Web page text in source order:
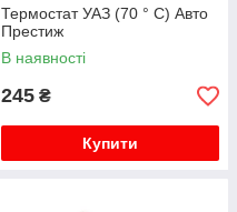
Термостат УАЗ (70 ° C) Авто
Престиж
В наявності
245 ₴
Купити